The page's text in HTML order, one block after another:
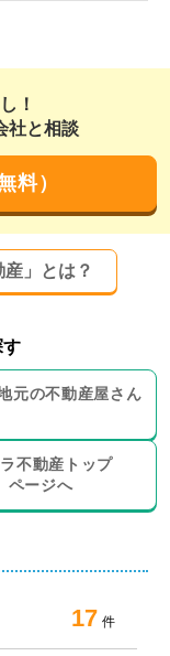
！
社と相談
料）
」とは？
す
元の不動産屋さん
不動産トップ
ページへ
ィングや新聞折
分にヒアリング
るなど、分かり
るお取引の実
す。
タッフや女性ス
スタッフなど、
強みです。
まで培った知識
った各種士業と
法的な知識が必
17 件